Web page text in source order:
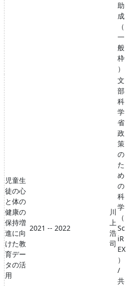
助
成
（
一
般
枠
）
児童生
徒の心
と体の
健康の
保持増
進に向
けた教
育デー
タの活
用
2021 -- 2022
川
上
浩
司
文
部
科
学
省
政
策
の
た
め
の
科
学
（
Sc
iR
EX
）
/
共